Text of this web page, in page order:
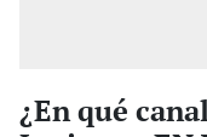
¿En qué